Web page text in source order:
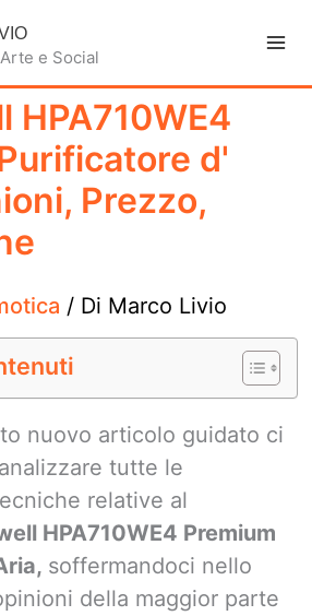
e Social
HPA710WE4
d'
Prezzo,
/ Di Marco Livio
nuovo articolo guidato ci
tutte le
relative al
HPA710WE4 Premium
soffermandoci nello
della maggior parte